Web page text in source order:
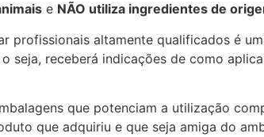
e NÃO utiliza ingredientes de
profissionais altamente qualificados é
seja, receberá indicações de como
que potenciam a utilização
que adquiriu e que seja amiga do